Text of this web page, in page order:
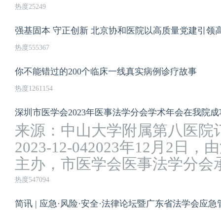
热度25249
强基固本 守正创新 北京协和医院以高质量党建引领
热度555367
你不能错过的200个临床一线真实病例诊疗故事
热度1261154
深圳市医学会2023年医事法学分会学术年会在我院
来源：中山大学附属第八医院
2023-12-042023年12月2日，
主办，市医学会医事法学分会
热度547094